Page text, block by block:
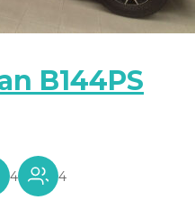
B144PS
4 4